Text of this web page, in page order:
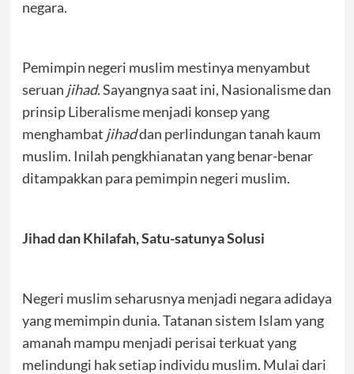
negara.
Pemimpin negeri muslim mestinya menyambut
seruan jihad. Sayangnya saat ini, Nasionalisme dan
prinsip Liberalisme menjadi konsep yang
menghambat jihaddan perlindungan tanah kaum
muslim. Inilah pengkhianatan yang benar-benar
ditampakkan para pemimpin negeri muslim.
Jihad dan Khilafah, Satu-satunya Solusi
Negeri muslim seharusnya menjadi negara adidaya
yang memimpin dunia. Tatanan sistem Islam yang
amanah mampu menjadi perisai terkuat yang
melindungi hak setiap individu muslim. Mulai dari